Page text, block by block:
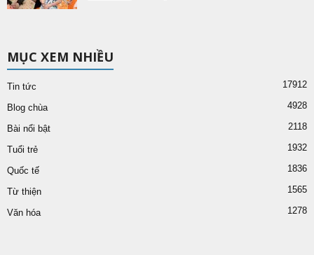
MỤC XEM NHIỀU
Tin tức 17912
Blog chùa 4928
Bài nổi bật 2118
Tuổi trẻ 1932
Quốc tế 1836
Từ thiện 1565
Văn hóa 1278